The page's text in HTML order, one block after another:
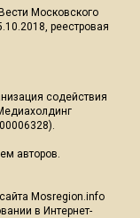
Московского
реестровая
содействия
авторов.
Mosregion.info
в Интернет-